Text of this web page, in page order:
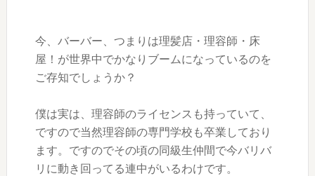
今、バーバー、つまりは理髪店・理容師・床
屋！が世界中でかなりブームになっているのを
ご存知でしょうか？
僕は実は、理容師のライセンスも持っていて、
ですので当然理容師の専門学校も卒業しており
ます。ですのでその頃の同級生仲間で今バリバ
リに動き回ってる連中がいるわけです。